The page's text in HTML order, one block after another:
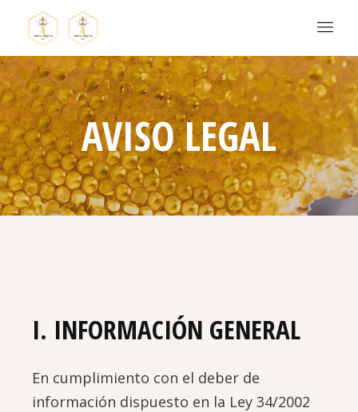
AVISO LEGAL
I. INFORMACIÓN GENERAL
En cumplimiento con el deber de
información dispuesto en la Ley 34/2002